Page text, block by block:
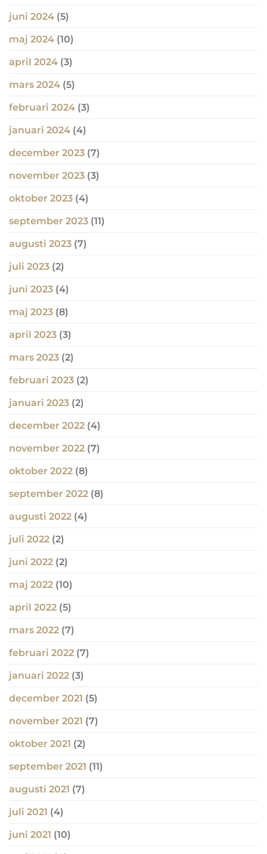
juni 2024 (5)
maj 2024 (10)
april 2024 (3)
mars 2024 (5)
februari 2024 (3)
januari 2024 (4)
december 2023 (7)
november 2023 (3)
oktober 2023 (4)
september 2023 (11)
augusti 2023 (7)
juli 2023 (2)
juni 2023 (4)
maj 2023 (8)
april 2023 (3)
mars 2023 (2)
februari 2023 (2)
januari 2023 (2)
december 2022 (4)
november 2022 (7)
oktober 2022 (8)
september 2022 (8)
augusti 2022 (4)
juli 2022 (2)
juni 2022 (2)
maj 2022 (10)
april 2022 (5)
mars 2022 (7)
februari 2022 (7)
januari 2022 (3)
december 2021 (5)
november 2021 (7)
oktober 2021 (2)
september 2021 (11)
augusti 2021 (7)
juli 2021 (4)
juni 2021 (10)